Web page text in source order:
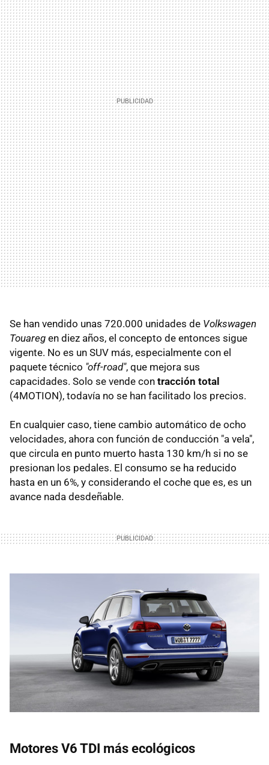
Se han vendido unas 720.000 unidades de Volkswagen
Touareg en diez años, el concepto de entonces sigue
vigente. No es un SUV más, especialmente con el
paquete técnico "off-road", que mejora sus
capacidades. Solo se vende con tracción total
(4MOTION), todavía no se han facilitado los precios.
En cualquier caso, tiene cambio automático de ocho
velocidades, ahora con función de conducción "a vela",
que circula en punto muerto hasta 130 km/h si no se
presionan los pedales. El consumo se ha reducido
hasta en un 6%, y considerando el coche que es, es un
avance nada desdeñable.
Motores V6 TDI más ecológicos